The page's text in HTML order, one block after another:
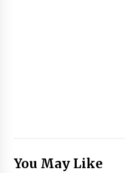
You May Like